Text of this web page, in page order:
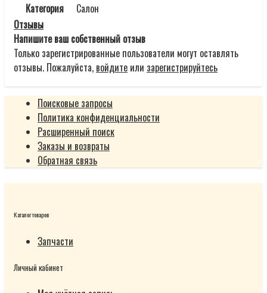
Категория
Салон
Отзывы
Напишите ваш собственный отзыв
Только зарегистрированные пользователи могут оставлять
отзывы. Пожалуйста, войдите или зарегистрируйтесь
Поисковые запросы
Политика конфиденциальности
Расширенный поиск
Заказы и возвраты
Обратная связь
Каталог товаров
Запчасти
Личный кабинет